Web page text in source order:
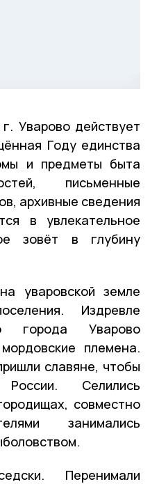
Уварово действует
Году единства
и предметы быта
письменные
архивные сведения
в увлекательное
зовёт в глубину
уваровской земле
Издревле
города Уварово
племена.
славяне, чтобы
Селились
совместно
занимались
Перенимали